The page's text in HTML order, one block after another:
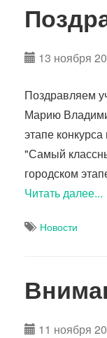
13 ноября
Поздравляем
Марию
этапе
"Самый
городском
Читать далее...
Новости
11 ноября